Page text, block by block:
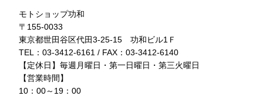
モトショップ功和
〒155-0033
東京都世田谷区代田3-25-15 功和ビル1Ｆ
TEL：03-3412-6161 / FAX：03-3412-6140
【定休日】毎週月曜日・第一日曜日・第三火曜日
【営業時間】
10：00～19：00